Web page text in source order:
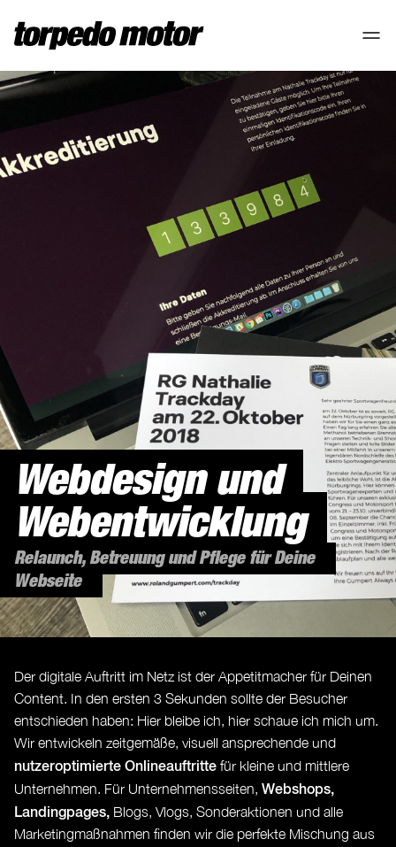
Webdesign und
Webentwicklung
Relaunch, Betreuung und Pflege für Deine
Webseite
Der digitale Auftritt im Netz ist der Appetitmacher für Deinen
Content. In den ersten 3 Sekunden sollte der Besucher
entschieden haben: Hier bleibe ich, hier schaue ich mich um.
Wir entwickeln zeitgemäße, visuell ansprechende und
nutzeroptimierte Onlineauftritte für kleine und mittlere
Unternehmen. Für Unternehmensseiten, Webshops,
Landingpages, Blogs, Vlogs, Sonderaktionen und alle
Marketingmaßnahmen finden wir die perfekte Mischung aus